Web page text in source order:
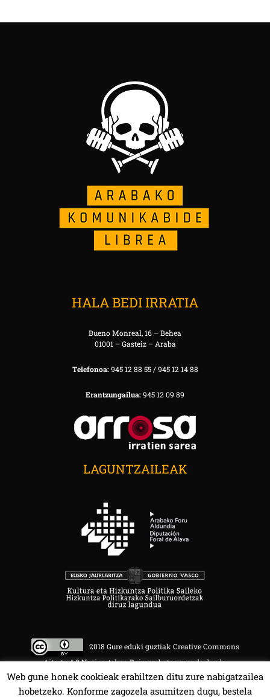
HALA BEDI IRRATIA
Bueno Monreal, 16 – Behea
01001 – Gasteiz – Araba
Telefonoa:945 12 88 55 / 945 12 14 88
Erantzungailua:945 12 09 89
LAGUNTZAILEAK
2018 Gure eduki guztiak Creative Commons
Aitortu 4.0 Nazioartekoa Baimen baten mende daude.
Web gune honek cookieak erabiltzen ditu zure nabigatzailea
hobetzeko. Konforme zagozela asumitzen dugu, bestela